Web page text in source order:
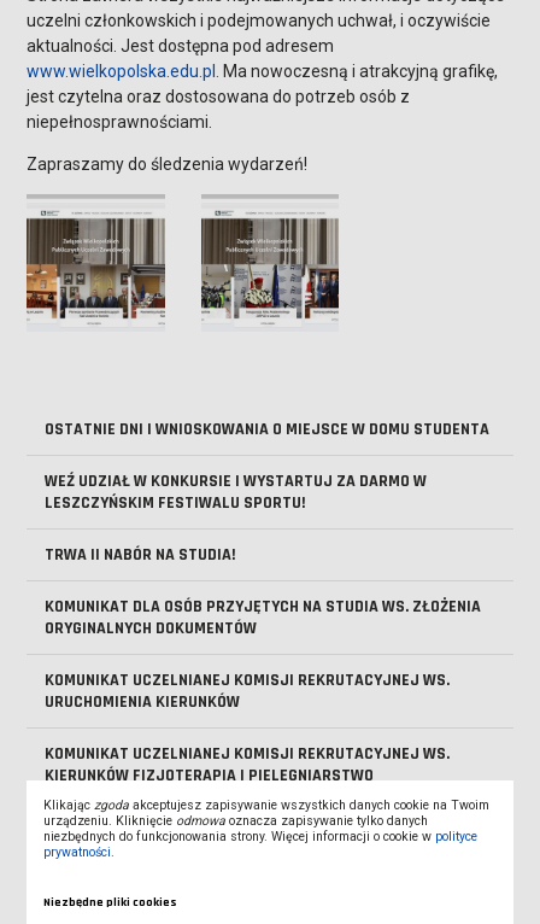
OSTATNIE DNI I WNIOSKOWANIA O MIEJSCE W DOMU STUDENTA
WEŹ UDZIAŁ W KONKURSIE I WYSTARTUJ ZA DARMO W
LESZCZYŃSKIM FESTIWALU SPORTU!
TRWA II NABÓR NA STUDIA!
KOMUNIKAT DLA OSÓB PRZYJĘTYCH NA STUDIA WS. ZŁOŻENIA
ORYGINALNYCH DOKUMENTÓW
KOMUNIKAT UCZELNIANEJ KOMISJI REKRUTACYJNEJ WS.
URUCHOMIENIA KIERUNKÓW
KOMUNIKAT UCZELNIANEJ KOMISJI REKRUTACYJNEJ WS.
KIERUNKÓW FIZJOTERAPIA I PIELĘGNIARSTWO
RUSZYŁ II NABÓR NA STUDIA W ANS W LESZNIE!
BADANIA LEKARSKIE
uczelni członkowskich i podejmowanych uchwał, i oczywiście
aktualności. Jest dostępna pod adresem
www.wielkopolska.edu.pl.
Ma nowoczesną i atrakcyjną grafikę,
jest czytelna oraz dostosowana do potrzeb osób z
niepełnosprawnościami.
Zapraszamy do śledzenia wydarzeń!
Klikając zgoda akceptujesz zapisywanie wszystkich danych cookie na Twoim
urządzeniu. Kliknięcie odmowa oznacza zapisywanie tylko danych
niezbędnych do funkcjonowania strony. Więcej informacji o cookie w polityce
prywatności
Niezbędne pliki cookies